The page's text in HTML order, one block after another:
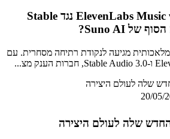
הקרב על המוזיקה: ElevenLabs Music v2 נגד Stable
מגיעה לנקודת רתיחה מסחרית. עם
שלה לעולם היצירה